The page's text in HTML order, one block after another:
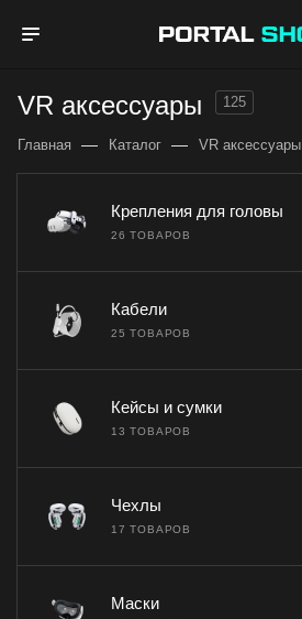
VR аксессуары 125
Главная — Каталог — VR аксессуары
Крепления для головы
26 ТОВАРОВ
Кабели
25 ТОВАРОВ
Кейсы и сумки
13 ТОВАРОВ
Чехлы
17 ТОВАРОВ
Маски